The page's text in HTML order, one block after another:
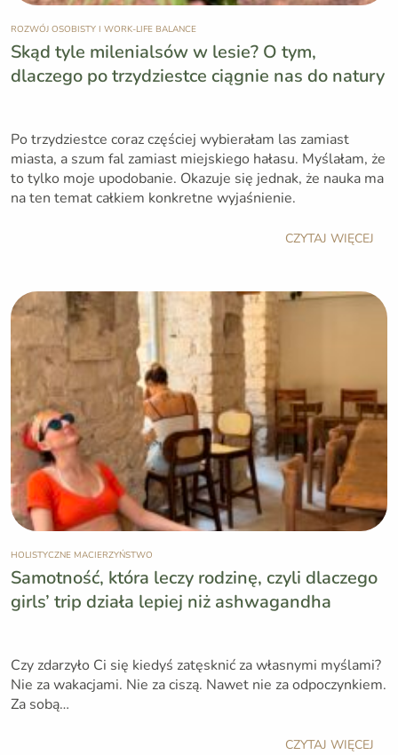
ROZWÓJ OSOBISTY I WORK-LIFE BALANCE
Skąd tyle milenialsów w lesie? O tym,
dlaczego po trzydziestce ciągnie nas do natury
Po trzydziestce coraz częściej wybierałam las zamiast
miasta, a szum fal zamiast miejskiego hałasu. Myślałam, że
to tylko moje upodobanie. Okazuje się jednak, że nauka ma
na ten temat całkiem konkretne wyjaśnienie.
CZYTAJ WIĘCEJ
HOLISTYCZNE MACIERZYŃSTWO
Samotność, która leczy rodzinę, czyli dlaczego
girls’ trip działa lepiej niż ashwagandha
Czy zdarzyło Ci się kiedyś zatęsknić za własnymi myślami?
Nie za wakacjami. Nie za ciszą. Nawet nie za odpoczynkiem.
Za sobą…
CZYTAJ WIĘCEJ